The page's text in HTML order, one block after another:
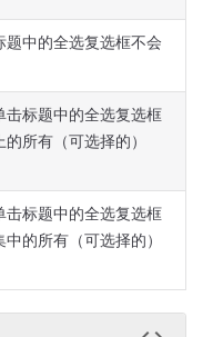
题中的全选复选框不会
击标题中的全选复选框
所有（可选择的）
击标题中的全选复选框
的所有（可选择的）